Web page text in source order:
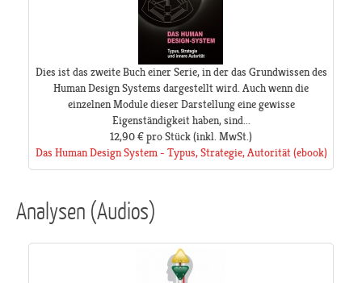
Dies ist das zweite Buch einer Serie, in der das Grundwissen des
Human Design Systems dargestellt wird. Auch wenn die
einzelnen Module dieser Darstellung eine gewisse
Eigenständigkeit haben, sind...
12,90 €pro Stück(inkl. MwSt.)
Das Human Design System - Typus, Strategie, Autorität (ebook)
Analysen (Audios)